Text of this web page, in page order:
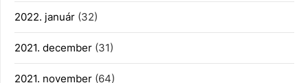
2022. január (32)
2021. december (31)
2021. november (64)